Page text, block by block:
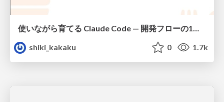
使いながら育てる Claude Code — 開発フローの1コマンド化 × 繰り返し指摘の自動仕組み化
shiki_kakaku
0 1.7k